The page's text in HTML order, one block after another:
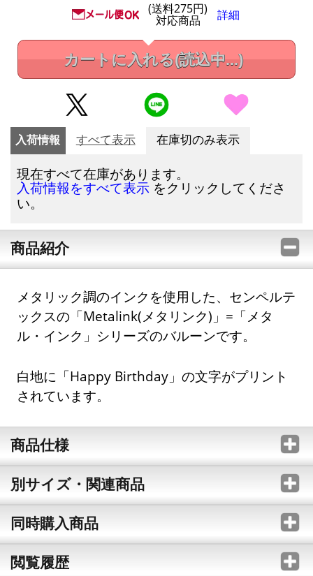
(送料275円)
対応商品 詳細
カートに入れる(読込中...)
入荷情報 すべて表示 在庫切のみ表示
現在すべて在庫があります。
入荷情報をすべて表示 をクリックしてくださ
い。
商品紹介
メタリック調のインクを使用した、センペルテ
ックスの「Metalink(メタリンク)」=「メタ
ル・インク」シリーズのバルーンです。
白地に「Happy Birthday」の文字がプリント
されています。
商品仕様
別サイズ・関連商品
同時購入商品
閲覧履歴